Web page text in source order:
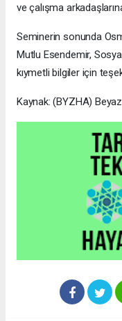
ve çalışma
Seminerin sonunda
Mutlu Esendemir,
kıymetli bilgiler için
Kaynak: (BYZHA)